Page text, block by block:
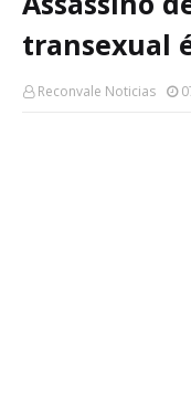
transexual
Reconvale Noticias